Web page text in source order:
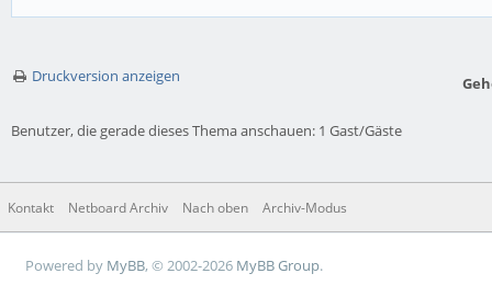
Druckversion anzeigen
Benutzer, die gerade dieses Thema anschauen: 1 Gast/Gäste
Kontakt Netboard Archiv Nach oben Archiv-Modus
Powered by MyBB, © 2002-2026 MyBB Group.